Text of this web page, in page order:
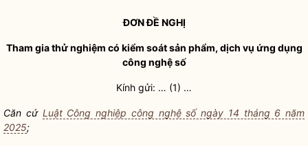
ĐƠN ĐỀ NGHỊ
Tham gia thử nghiệm có kiểm soát sản phẩm, dịch vụ ứng dụng
công nghệ số
Kính gửi: … (1) …
Căn cứ Luật Công nghiệp công nghệ số ngày 14 tháng 6 năm
2025;